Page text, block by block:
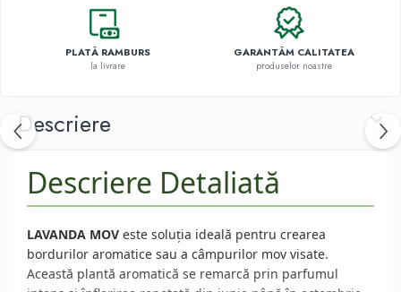
PLATĂ RAMBURS
la livrare
GARANTĂM CALITATEA
produselor noastre
Descriere
Descriere Detaliată
LAVANDA MOV este soluția ideală pentru crearea
bordurilor aromatice sau a câmpurilor mov visate.
Această plantă aromatică se remarcă prin parfumul